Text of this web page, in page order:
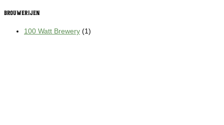
Brouwerijen
100 Watt Brewery (1)